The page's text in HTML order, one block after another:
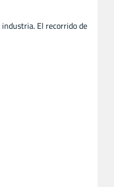
El recorrido de